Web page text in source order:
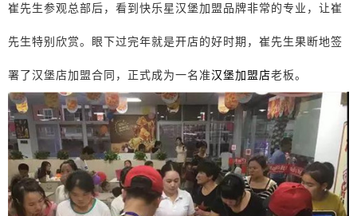
崔先生参观总部后，看到快乐星汉堡加盟品牌非常的专业，让崔
先生特别欣赏。眼下过完年就是开店的好时期，崔先生果断地签
署了汉堡店加盟合同，正式成为一名准汉堡加盟店老板。